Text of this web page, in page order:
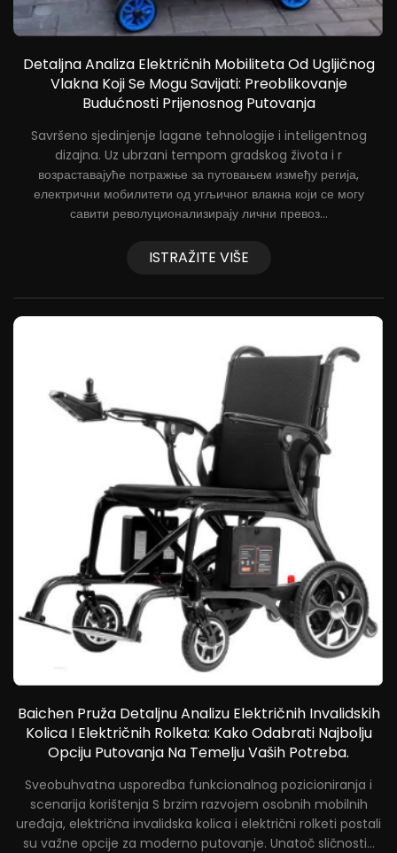
Detaljna Analiza Električnih Mobiliteta Od Ugljičnog
Vlakna Koji Se Mogu Savijati: Preoblikovanje
Budućnosti Prijenosnog Putovanja
Savršeno sjedinjenje lagane tehnologije i inteligentnog
dizajna. Uz ubrzani tempom gradskog života i r
возраставајуће потражње за путовањем између регија,
електрични мобилитети од угљичног влакна који се могу
савити револуционализирају лични превоз...
ISTRAŽITE VIŠE
Baichen Pruža Detaljnu Analizu Električnih Invalidskih
Kolica I Električnih Rolketa: Kako Odabrati Najbolju
Opciju Putovanja Na Temelju Vaših Potreba.
Sveobuhvatna usporedba funkcionalnog pozicioniranja i
scenarija korištenja S brzim razvojem osobnih mobilnih
uređaja, električna invalidska kolica i električni rolketi postali
su važne opcije za moderno putovanje. Unatoč sličnosti...